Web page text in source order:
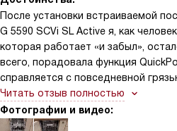
После установки встраиваемой
G 5590 SCVi SL Active я, как
которая работает «и забыл»,
всего, порадовала функция
справляется с повседневной
полноценную интенсивную
будни, когда времени в обрез, а
сейчас. Также впечатлила
Читать отзыв полностью
Фотографии и видео: